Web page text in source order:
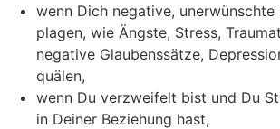
wenn Dich negative, unerwünschte
plagen, wie Ängste, Stress,
negative Glaubenssätze,
quälen,
wenn Du verzweifelt bist und Du
in Deiner Beziehung hast,